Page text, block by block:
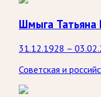
Шмыга Татьяна
31.12.1928 –
Советская и